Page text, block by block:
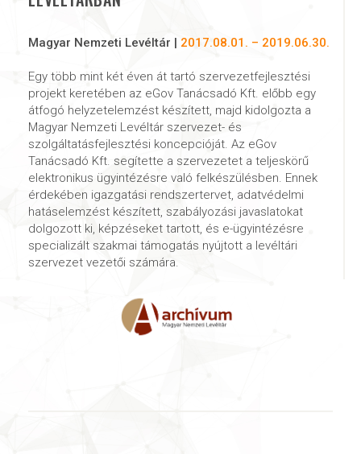
Magyar Nemzeti Levéltár | 2017.08.01. – 2019.06.30.
Egy több mint két éven át tartó szervezetfejlesztési
projekt keretében az eGov Tanácsadó Kft. előbb egy
átfogó helyzetelemzést készített, majd kidolgozta a
Magyar Nemzeti Levéltár szervezet- és
szolgáltatásfejlesztési koncepcióját. Az eGov
Tanácsadó Kft. segítette a szervezetet a teljeskörű
elektronikus ügyintézésre való felkészülésben. Ennek
érdekében igazgatási rendszertervet, adatvédelmi
hatáselemzést készített, szabályozási javaslatokat
dolgozott ki, képzéseket tartott, és e-ügyintézésre
specializált szakmai támogatás nyújtott a levéltári
szervezet vezetői számára.